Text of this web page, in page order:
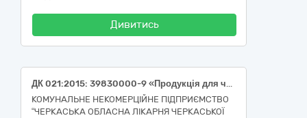
Дивитись
ДК 021:2015: 39830000-9 «Продукція для чищення» (пральний порошок, гель для прання, плямовивідник)
КОМУНАЛЬНЕ НЕКОМЕРЦІЙНЕ ПІДПРИЄМСТВО
“ЧЕРКАСЬКА ОБЛАСНА ЛІКАРНЯ ЧЕРКАСЬКОЇ